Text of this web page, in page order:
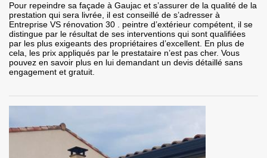
Pour repeindre sa façade à Gaujac et s’assurer de la qualité de la
prestation qui sera livrée, il est conseillé de s’adresser à
Entreprise VS rénovation 30 . peintre d’extérieur compétent, il se
distingue par le résultat de ses interventions qui sont qualifiées
par les plus exigeants des propriétaires d’excellent. En plus de
cela, les prix appliqués par le prestataire n’est pas cher. Vous
pouvez en savoir plus en lui demandant un devis détaillé sans
engagement et gratuit.